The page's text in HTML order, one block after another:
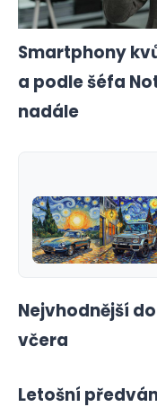
Smartphony
a podle šéfa
nadále
Nejvhodnější
včera
Letošní